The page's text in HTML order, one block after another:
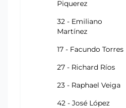
Piquerez
32 - Emiliano
Martínez
17 - Facundo Torres
27 - Richard Ríos
23 - Raphael Veiga
42 - José López